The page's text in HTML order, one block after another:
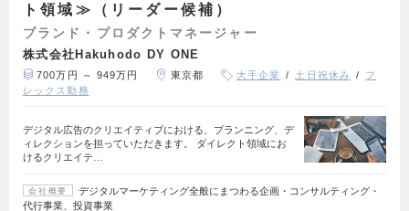
ト領域≫（リーダー候補）
ブランド・プロダクトマネージャー
株式会社Hakuhodo DY ONE
700万円 ～ 949万円 東京都 大手企業 土日祝休み
フ
レックス勤務
デジタル広告のクリエイティブにおける、プランニング、デ
ィレクションを担っていただきます。 ダイレクト領域にお
けるクリエイテ…
会社概要
デジタルマーケティング全般にまつわる企画・コンサルティング・
代行事業、投資事業